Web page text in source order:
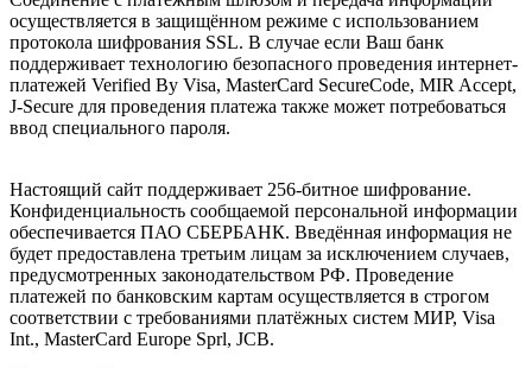
осуществляется в защищённом режиме с использованием
протокола шифрования SSL. В случае если Ваш банк
поддерживает технологию безопасного проведения интернет-
платежей Verified By Visa, MasterCard SecureCode, MIR Accept,
J-Secure для проведения платежа также может потребоваться
ввод специального пароля.
Настоящий сайт поддерживает 256-битное шифрование.
Конфиденциальность сообщаемой персональной информации
обеспечивается ПАО СБЕРБАНК. Введённая информация не
будет предоставлена третьим лицам за исключением случаев,
предусмотренных законодательством РФ. Проведение
платежей по банковским картам осуществляется в строгом
соответствии с требованиями платёжных систем МИР, Visa
Int., MasterCard Europe Sprl, JCB.